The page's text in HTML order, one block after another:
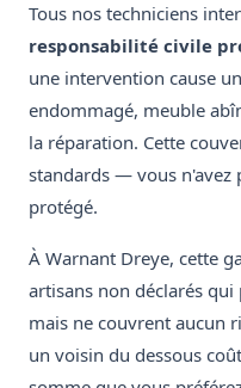
Tous nos techniciens
responsabilité civile
une intervention cause
endommagé, meuble
la réparation. Cette
standards — vous n'avez
protégé.
À Warnant Dreye, cette
artisans non déclarés
mais ne couvrent aucun
un voisin du dessous